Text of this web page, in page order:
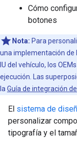
Cómo
botones
Nota: Para
una implementación de
IU del vehículo, los
ejecución. Las
la Guía de integración
El sistema de
personalizar
tipografía y el